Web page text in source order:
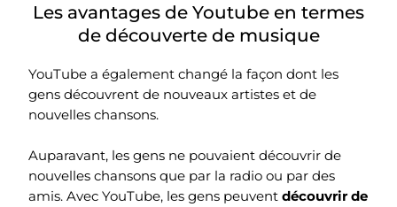
Les avantages de Youtube en termes
de découverte de musique
YouTube a également changé la façon dont les
gens découvrent de nouveaux artistes et de
nouvelles chansons.
Auparavant, les gens ne pouvaient découvrir de
nouvelles chansons que par la radio ou par des
amis. Avec YouTube, les gens peuventdécouvrir de